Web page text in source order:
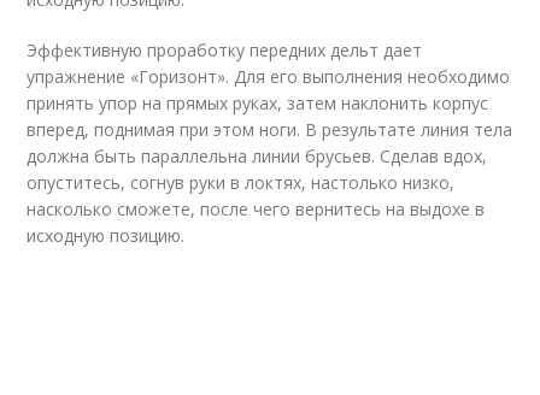
Эффективную проработку передних дельт дает
упражнение «Горизонт». Для его выполнения необходимо
принять упор на прямых руках, затем наклонить корпус
вперед, поднимая при этом ноги. В результате линия тела
должна быть параллельна линии брусьев. Сделав вдох,
опуститесь, согнув руки в локтях, настолько низко,
насколько сможете, после чего вернитесь на выдохе в
исходную позицию.